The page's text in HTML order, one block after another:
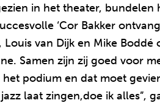
in het theater, bundelen
‘Cor Bakker
van Dijk en Mike Boddé
Samen zijn zij goed voor
podium en dat moet
laat zingen,doe ik alles”,